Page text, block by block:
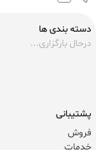
دسته بندی ها
درحال بارگزاری...
پشتیبانی
فروش
خدمات